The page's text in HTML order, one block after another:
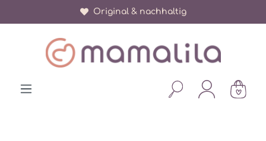
Original & nachhaltig